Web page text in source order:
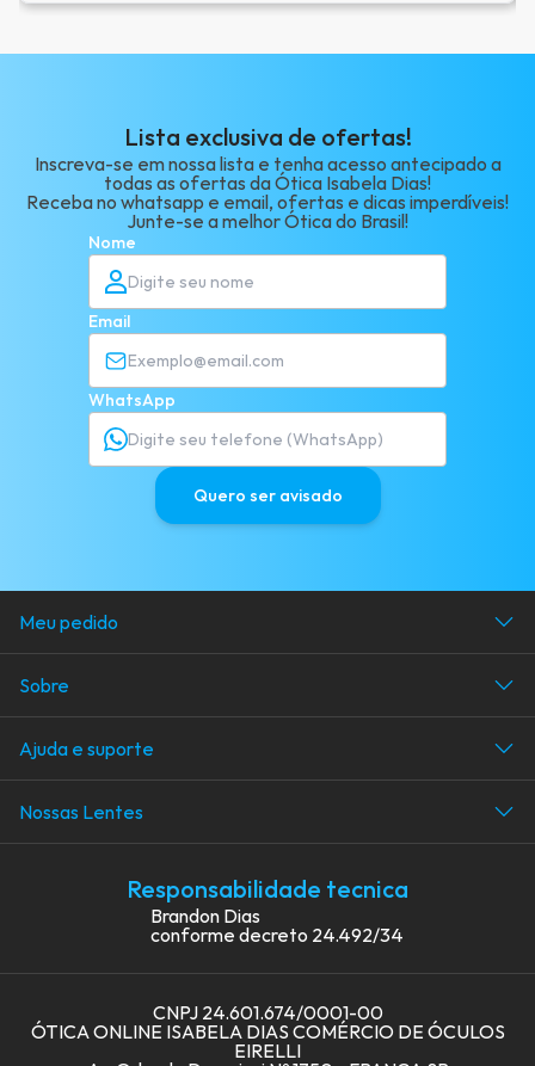
Lista exclusiva de ofertas!
Inscreva-se em nossa lista e tenha acesso antecipado a
todas as ofertas da Ótica Isabela Dias!
Receba no whatsapp e email, ofertas e dicas imperdíveis!
Junte-se a melhor Ótica do Brasil!
Nome
Email
WhatsApp
Quero ser avisado
Meu pedido
Acompanhe seu pedido
Área do cliente
Sobre
Avaliações dos clientes
Quem somos
Blog
Ajuda e suporte
Dicas de lentes
Como comprar óculos de grau
Nossas Lentes
Blue Light
Fotoblue
Responsabilidade tecnica
Brandon Dias
conforme decreto 24.492/34
CNPJ 24.601.674/0001-00
ÓTICA ONLINE ISABELA DIAS COMÉRCIO DE ÓCULOS
EIRELLI